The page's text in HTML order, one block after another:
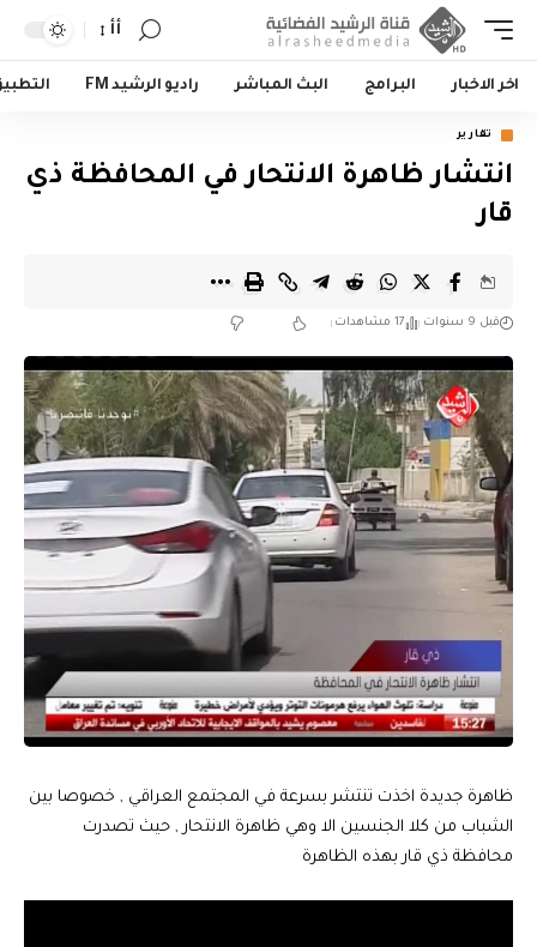
أأ
اخر الاخبار البرامج البث المباشر راديو الرشيد FM
تقارير
انتشار ظاهرة الانتحار في المحافظة ذي
قار
قبل 9 سنوات 17 مشاهدات
ظاهرة جديدة اخذت تنتشر بسرعة في المجتمع العراقي , خصوصا بين
الشباب من كلا الجنسين الا وهي ظاهرة الانتحار , حيث تصدرت
محافظة ذي قار بهذه الظاهرة